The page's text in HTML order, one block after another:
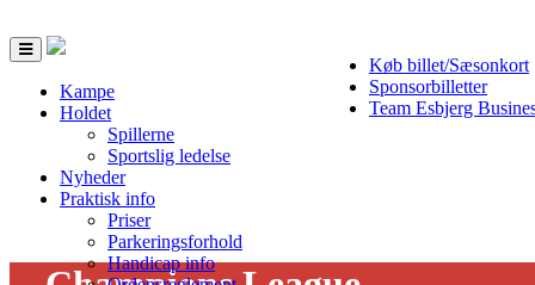
Køb billet/Sæsonkort
Sponsorbilletter
Team Esbjerg
Toggle
navigation
Kampe
Holdet
Spillerne
Sportslig ledelse
Nyheder
Praktisk info
Priser
Parkeringsforhold
Handicap info